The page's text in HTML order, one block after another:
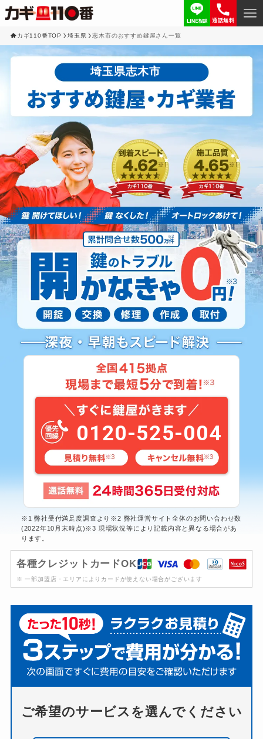
通話無料
カギ110番TOP 埼玉県 志木市のおすすめ鍵屋さん一覧
埼玉県志木市
0120-525-004
※1 弊社受付満足度調査より※2 弊社運営サイト全体のお問い合わせ数
(2022年10月末時点)※3 現場状況等により記載内容と異なる場合があ
ります。
各種クレジットカードOK
※ 一部加盟店・エリアによりカードが使えない場合がございます
ご希望のサービスを選んでください